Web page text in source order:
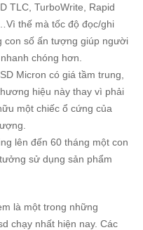
TLC, TurboWrite, Rapid
thế mà tốc độ đọc/ghi
con số ấn tượng giúp người
chóng hơn.
Micron có giá tầm trung,
hiệu này thay vì phải
một chiếc ổ cứng của
lên đến 60 tháng một con
sử dụng sản phẩm
là một trong những
chạy nhất hiện nay. Các